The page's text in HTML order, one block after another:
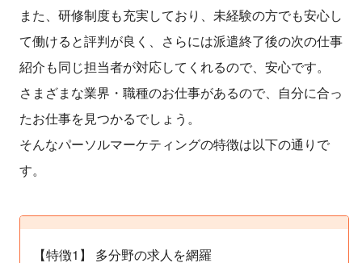
また、研修制度も充実しており、未経験の方でも安心し
て働けると評判が良く、さらには派遣終了後の次の仕事
紹介も同じ担当者が対応してくれるので、安心です。
さまざまな業界・職種のお仕事があるので、自分に合っ
たお仕事を見つかるでしょう。
そんなパーソルマーケティングの特徴は以下の通りで
す。
【特徴1】 多分野の求人を網羅